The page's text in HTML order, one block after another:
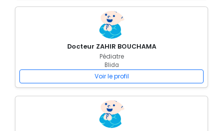
Docteur ZAHIR BOUCHAMA
Pédiatre
Blida
Voir le profil